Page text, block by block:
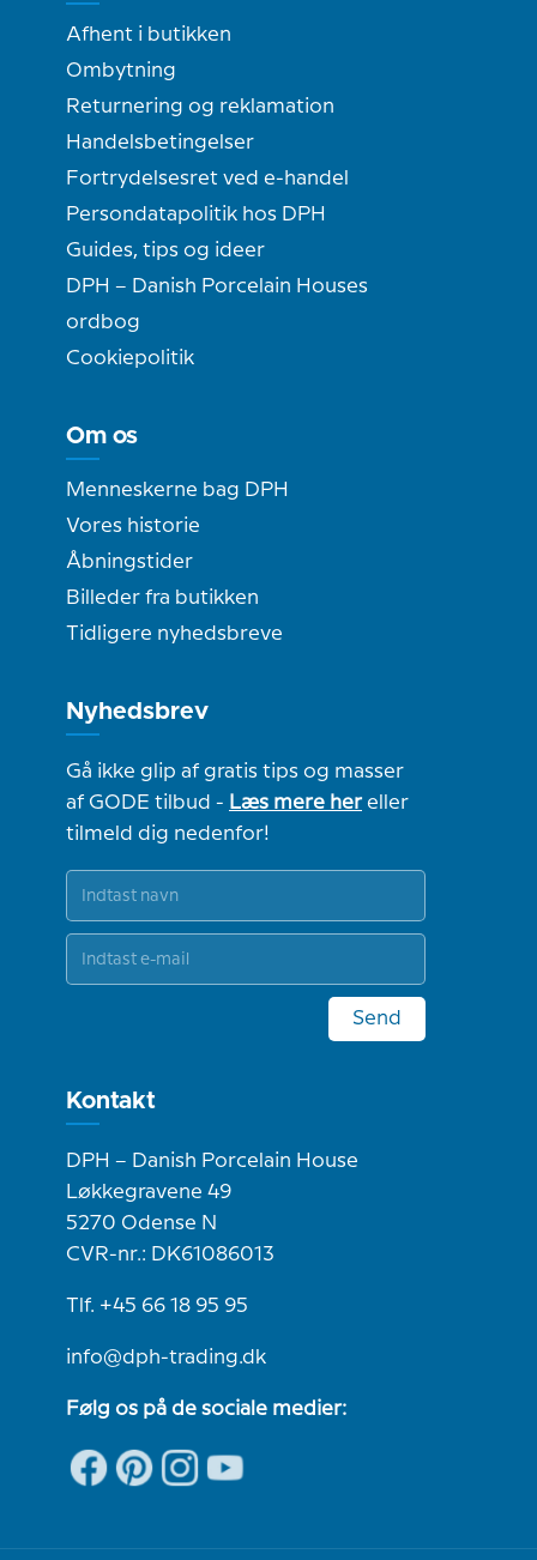
Afhent i butikken
Ombytning
Returnering og reklamation
Handelsbetingelser
Fortrydelsesret ved e-handel
Persondatapolitik hos DPH
Guides, tips og ideer
DPH – Danish Porcelain Houses
ordbog
Cookiepolitik
Om os
Menneskerne bag DPH
Vores historie
Åbningstider
Billeder fra butikken
Tidligere nyhedsbreve
Nyhedsbrev
Gå ikke glip af gratis tips og masser
af GODE tilbud - Læs mere hereller
tilmeld dig nedenfor!
Send
Kontakt
DPH – Danish Porcelain House
Løkkegravene 49
5270 Odense N
CVR-nr.: DK61086013
Tlf. +45 66 18 95 95
info@dph-trading.dk
Følg os på de sociale medier: